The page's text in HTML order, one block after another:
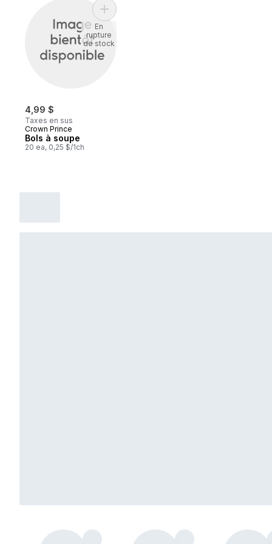
4,99 $
Taxes en sus
Crown Prince
Bols à soupe
20 ea, 0,25 $/1ch
Ajouter Bols à soupe au panier
En
rupture
de stock